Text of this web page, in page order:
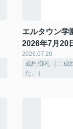
エルタウン
2026年7月20
2026.07.20
成約御礼（ご成
た。）